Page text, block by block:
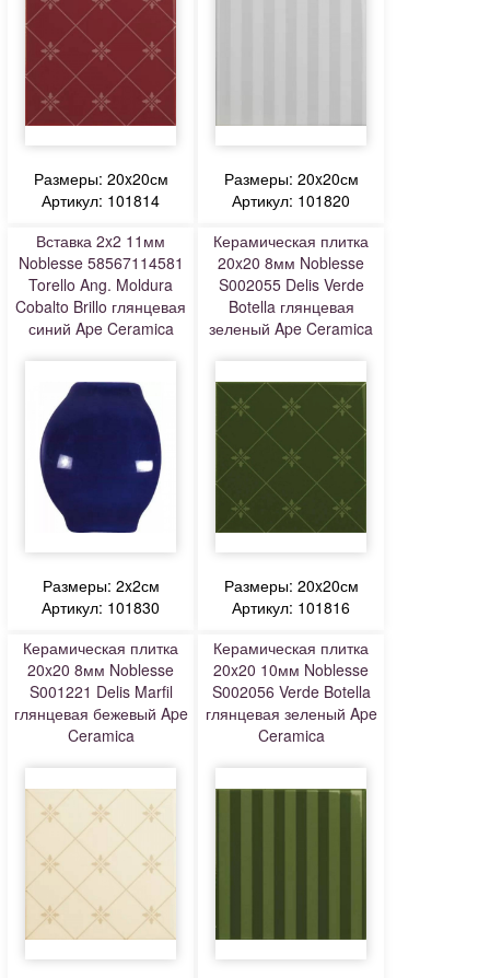
Размеры: 20x20см
Артикул: 101814
Размеры: 20x20см
Артикул: 101820
Вставка 2x2 11мм
Noblesse 58567114581
Torello Ang. Moldura
Cobalto Brillo глянцевая
синий Ape Ceramica
Размеры: 2x2см
Артикул: 101830
Керамическая плитка
20x20 8мм Noblesse
S002055 Delis Verde
Botella глянцевая
зеленый Ape Ceramica
Размеры: 20x20см
Артикул: 101816
Керамическая плитка
20x20 8мм Noblesse
S001221 Delis Marfil
глянцевая бежевый Ape
Ceramica
Керамическая плитка
20x20 10мм Noblesse
S002056 Verde Botella
глянцевая зеленый Ape
Ceramica